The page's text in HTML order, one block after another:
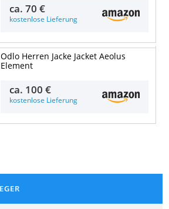
ca.70 €
kostenlose Lieferung
Odlo Herren Jacke Jacket Aeolus
Element
ca. 100 €
kostenlose Lieferung